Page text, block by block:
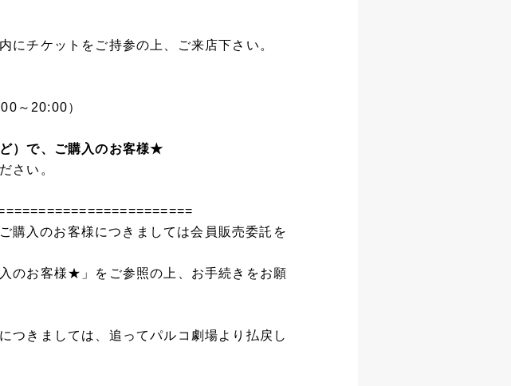
チケットをご持参の上、ご来店下さい。
～20:00）
）で、ご購入のお客様★
さい。
購入のお客様につきましては会員販売委託を
のお客様★」をご参照の上、お手続きをお願
つきましては、追ってパルコ劇場より払戻し